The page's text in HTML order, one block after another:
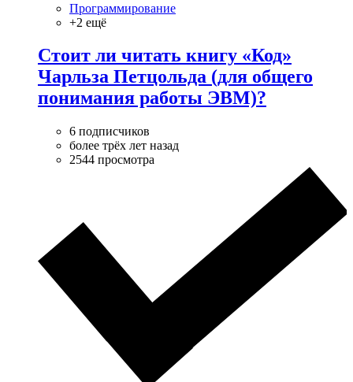
Программирование
+2 ещё
Стоит ли читать книгу «Код»
Чарльза Петцольда (для общего
понимания работы ЭВМ)?
6 подписчиков
более трёх лет назад
2544 просмотра